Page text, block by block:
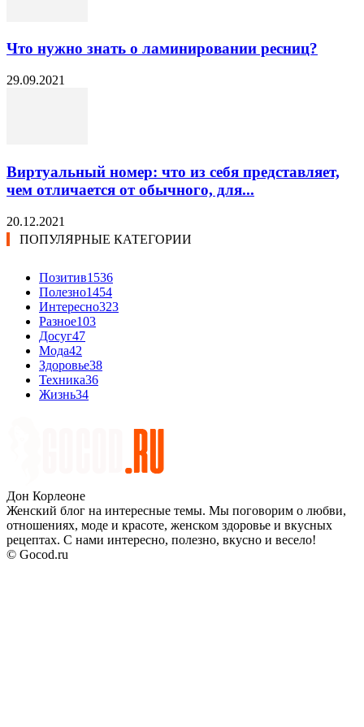
Что нужно знать о ламинировании ресниц?
29.09.2021
Виртуальный номер: что из себя представляет,
чем отличается от обычного, для...
20.12.2021
ПОПУЛЯРНЫЕ КАТЕГОРИИ
Позитив1536
Полезно1454
Интересно323
Разное103
Досуг47
Мода42
Здоровье38
Техника36
Жизнь34
Дон Корлеоне
Женский блог на интересные темы. Мы поговорим о любви,
отношениях, моде и красоте, женском здоровье и вкусных
рецептах. С нами интересно, полезно, вкусно и весело!
© Gocod.ru